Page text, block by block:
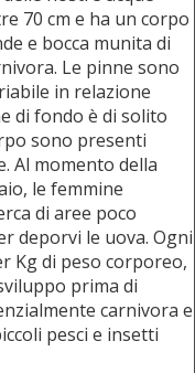
70 cm e ha un corpo
e bocca munita di
Le pinne sono
in relazione
di fondo è di solito
sono presenti
Al momento della
le femmine
di aree poco
deporvi le uova. Ogni
Kg di peso corporeo,
prima di
carnivora e
pesci e insetti